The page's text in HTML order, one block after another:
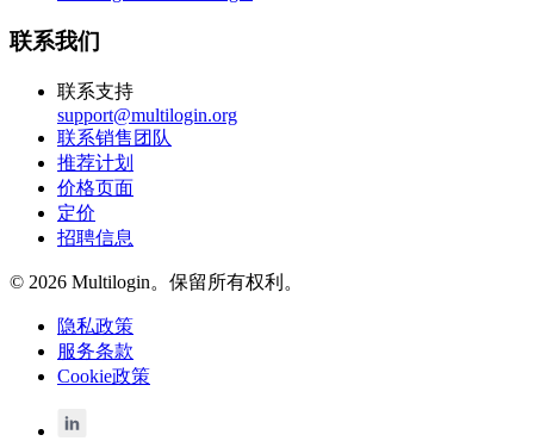
联系我们
联系支持
support@multilogin.org
联系销售团队
推荐计划
价格页面
定价
招聘信息
© 2026 Multilogin。保留所有权利。
隐私政策
服务条款
Cookie政策